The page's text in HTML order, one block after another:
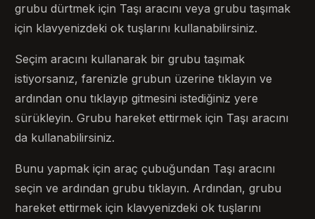
grubu dürtmek için Taşı aracını veya grubu taşımak
için klavyenizdeki ok tuşlarını kullanabilirsiniz.
Seçim aracını kullanarak bir grubu taşımak
istiyorsanız, farenizle grubun üzerine tıklayın ve
ardından onu tıklayıp gitmesini istediğiniz yere
sürükleyin. Grubu hareket ettirmek için Taşı aracını
da kullanabilirsiniz.
Bunu yapmak için araç çubuğundan Taşı aracını
seçin ve ardından grubu tıklayın. Ardından, grubu
hareket ettirmek için klavyenizdeki ok tuşlarını